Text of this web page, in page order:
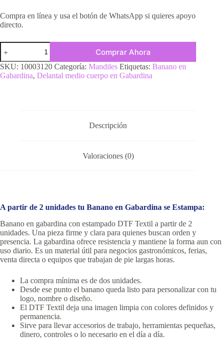
Compra en línea y usa el botón de WhatsApp si quieres apoyo
directo.
Comprar Ahora
SKU: 10003120 Categoría: Mandiles Etiquetas: Banano en
Gabardina, Delantal medio cuerpo en Gabardina
Descripción
Valoraciones (0)
A partir de 2 unidades tu Banano en Gabardina se Estampa:
Banano en gabardina con estampado DTF Textil a partir de 2
unidades. Una pieza firme y clara para quienes buscan orden y
presencia. La gabardina ofrece resistencia y mantiene la forma aun con
uso diario. Es un material útil para negocios gastronómicos, ferias,
venta directa o equipos que trabajan de pie largas horas.
La compra mínima es de dos unidades.
Desde ese punto el banano queda listo para personalizar con tu
logo, nombre o diseño.
El DTF Textil deja una imagen limpia con colores definidos y
permanencia.
Sirve para llevar accesorios de trabajo, herramientas pequeñas,
dinero, controles o lo necesario en el día a día.